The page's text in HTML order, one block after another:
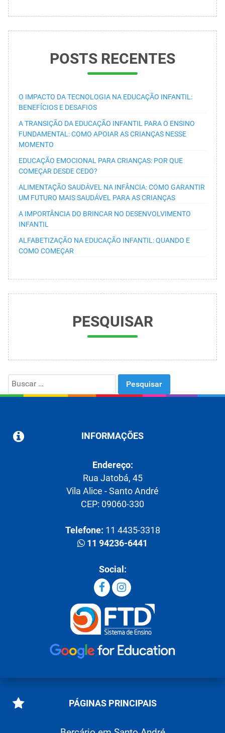
POSTS RECENTES
O IMPACTO DA TECNOLOGIA NA EDUCAÇÃO INFANTIL:
BENEFÍCIOS E DESAFIOS
A TRANSIÇÃO DA EDUCAÇÃO INFANTIL PARA O ENSINO
FUNDAMENTAL: COMO APOIAR AS CRIANÇAS NESSE
MOMENTO
EDUCAÇÃO EMOCIONAL PARA CRIANÇAS: POR QUE
COMEÇAR DESDE CEDO?
ALIMENTAÇÃO SAUDÁVEL NA INFÂNCIA: COMO GARANTIR
UM FUTURO MAIS SAUDÁVEL PARA AS CRIANÇAS
A IMPORTÂNCIA DO BRINCAR NO DESENVOLVIMENTO
INFANTIL
ALFABETIZAÇÃO NA EDUCAÇÃO INFANTIL: QUANDO E
COMO COMEÇAR
PESQUISAR
Search
INFORMAÇÕES
Endereço:
Rua Jatobá, 45
Vila Alice - Santo André
CEP: 09060-330
Telefone: 11 4435-3318
11 94236-6441
Social:
PÁGINAS PRINCIPAIS